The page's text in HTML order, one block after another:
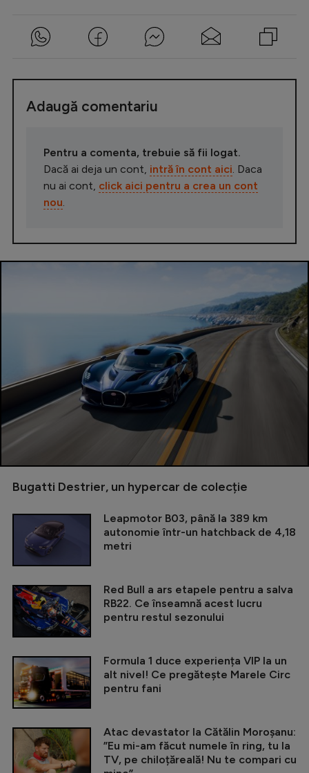
Adaugă comentariu
Pentru a comenta, trebuie să fii logat.
Dacă ai deja un cont, intră în cont aici . Daca
nu ai cont, click aici pentru a crea un cont
nou
Bugatti Destrier, un hypercar de colecție
Leapmotor B03, până la 389 km
autonomie într-un hatchback de 4,18
metri
Red Bull a ars etapele pentru a salva
RB22. Ce înseamnă acest lucru
pentru restul sezonului
Formula 1 duce experiența VIP la un
alt nivel! Ce pregătește Marele Circ
pentru fani
Atac devastator la Cătălin Moroșanu:
”Eu mi-am făcut numele în ring, tu la
TV, pe chiloțăreală! Nu te compari cu